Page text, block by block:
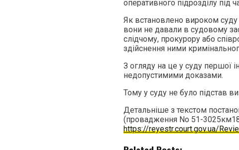
оперативного підрозділу під
Як встановлено вироком суду
вони не давали в судовому
слідчому, прокурору або
здійснення ними
З огляду на це у суду першої
недопустимими доказами.
Тому у суду не було підстав
Детальніше з текстом
(провадження No 51-
https://reyestr.court.gov.ua/